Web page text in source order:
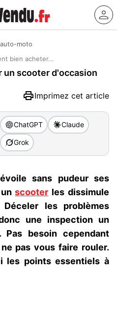
moto
bien acheter...
un scooter d'occasion
Imprimez cet article
ChatGPT Claude
Grok
sans pudeur ses
unscooter les dissimule
les problèmes
une inspection un
Pas besoin cependant
pas vous faire rouler.
les points essentiels à